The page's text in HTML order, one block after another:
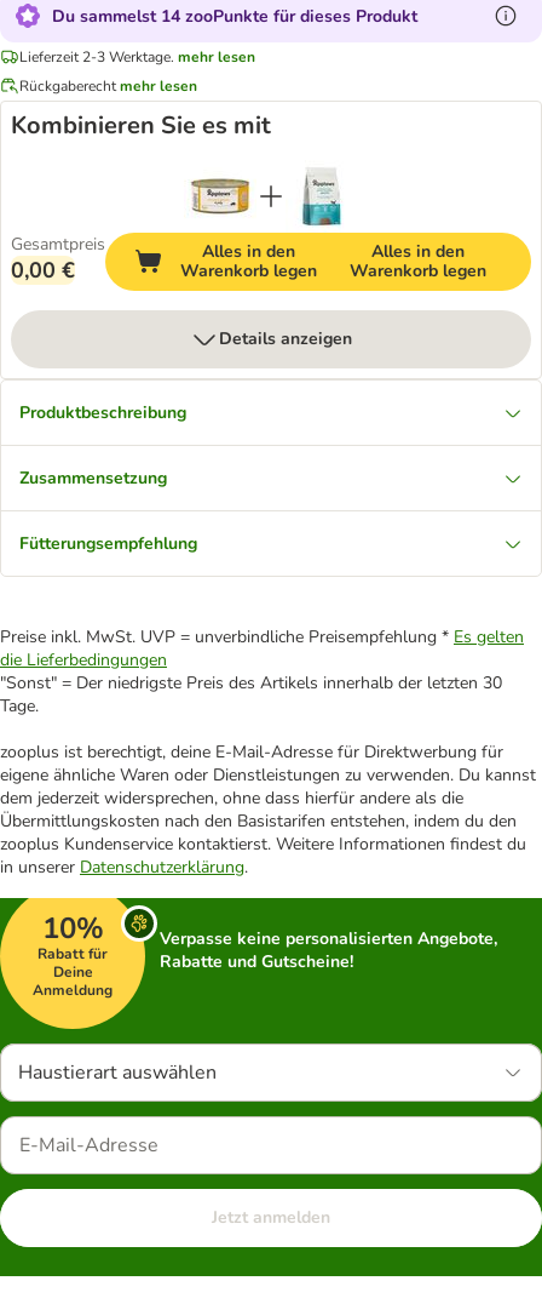
Du sammelst 14 zooPunkte für dieses Produkt
Lieferzeit 2-3 Werktage. mehr lesen
Rückgaberechtmehr lesen
Kombinieren Sie es mit
Gesamtpreis
0,00 €
Alles in den
Warenkorb legen
Alles in den
Warenkorb legen
Details anzeigen
Produktbeschreibung
Zusammensetzung
Fütterungsempfehlung
Preise inkl. MwSt. UVP = unverbindliche Preisempfehlung * Es gelten
die Lieferbedingungen
"Sonst" = Der niedrigste Preis des Artikels innerhalb der letzten 30
Tage.
zooplus ist berechtigt, deine E-Mail-Adresse für Direktwerbung für
eigene ähnliche Waren oder Dienstleistungen zu verwenden. Du kannst
dem jederzeit widersprechen, ohne dass hierfür andere als die
Übermittlungskosten nach den Basistarifen entstehen, indem du den
zooplus Kundenservice kontaktierst. Weitere Informationen findest du
in unserer Datenschutzerklärung.
10%
Rabatt für
Deine
Anmeldung
Verpasse keine personalisierten Angebote,
Rabatte und Gutscheine!
Haustierart auswählen
Jetzt anmelden